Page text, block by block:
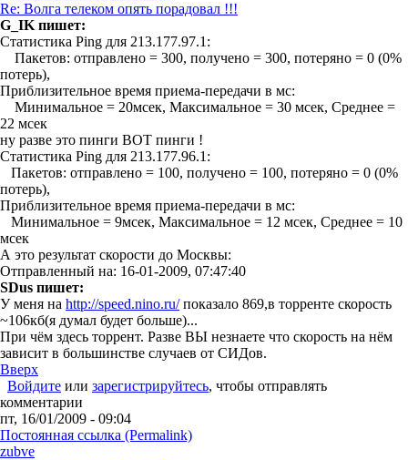
Re: Волга телеком опять порадовал !!!
G_IK пишет:
Статистика Ping для 213.177.97.1:
Пакетов: отправлено = 300, получено = 300, потеряно = 0 (0%
потерь),
Приблизительное время приема-передачи в мс:
Минимальное = 20мсек, Максимальное = 30 мсек, Среднее =
22 мсек
ну разве это пинги ВОТ пинги !
Статистика Ping для 213.177.96.1:
Пакетов: отправлено = 100, получено = 100, потеряно = 0 (0%
потерь),
Приблизительное время приема-передачи в мс:
Минимальное = 9мсек, Максимальное = 12 мсек, Среднее = 10
мсек
А это результат скорости до Москвы:
Отправленный на: 16-01-2009, 07:47:40
SDus пишет:
У меня на http://speed.nino.ru/показало 869,в торренте скорость
~106кб(я думал будет больше)...
При чём здесь торрент. Разве ВЫ незнаете что скорость на нём
зависит в большинстве случаев от СИДов.
Вверх
Войдите или зарегистрируйтесь, чтобы отправлять
комментарии
пт, 16/01/2009 - 09:04
Постоянная ссылка (Permalink)
zubve